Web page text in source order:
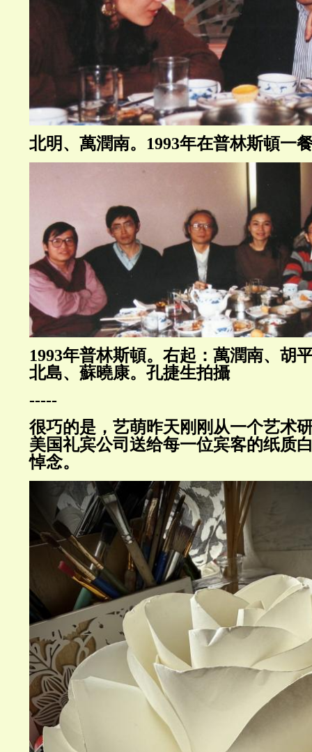
北明、萬潤南。1993年在普林斯頓一
1993年普林斯頓。右起：萬潤南、胡
北島、蘇曉康。孔捷生拍攝
-----
很巧的是，艺萌昨天刚刚从一个艺术
美国礼宾公司送给每一位宾客的纸质
悼念。